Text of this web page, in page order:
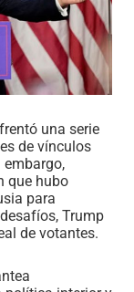
una serie
de vínculos
embargo,
que hubo
para
Trump
de votantes.